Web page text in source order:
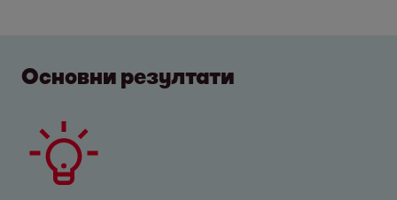
Основни резултати